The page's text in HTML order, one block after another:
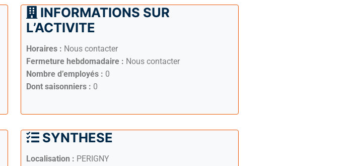
INFORMATIONS SUR
L’ACTIVITE
Horaires : Nous contacter
Fermeture hebdomadaire : Nous contacter
Nombre d’employés : 0
Dont saisonniers : 0
SYNTHESE
Localisation : PERIGNY